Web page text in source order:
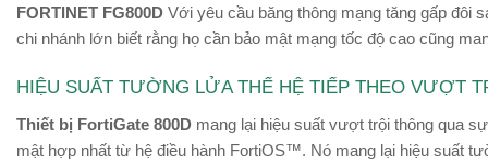
FORTINET FG800D Với yêu cầu băng thông mạng tăng gấp đôi
chi nhánh lớn biết rằng họ cần bảo mật mạng tốc độ cao cũng
HIỆU SUẤT TƯỜNG LỬA THẾ HỆ TIẾP THEO VƯỢT
Thiết bị FortiGate 800D mang lại hiệu suất vượt trội thông qua
mật hợp nhất từ ​​hệ điều hành FortiOS™. Nó mang lại hiệu suất